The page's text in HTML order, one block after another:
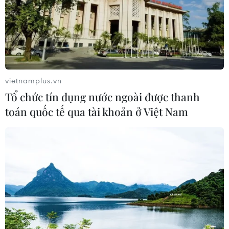
Trường Đại học Ngoại thương công
bố điểm chuẩn, cao nhất lên đến 29,7
điểm
09/08/2026 08:32
CƠ QUAN CHỦ QUẢN: THÔNG TẤN XÃ VIỆT NAM
Tổng Biên tập: TRẦN TIẾN DUẨN
Phó Tổng Biên tập: NGUYỄN THỊ TÁM, KHÚC THANH
THỦY
vietnamplus.vn
Tổ chức tín dụng nước ngoài được thanh
toán quốc tế qua tài khoản ở Việt Nam